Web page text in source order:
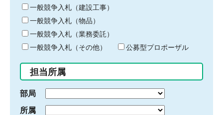
キ
ー
ワ
ー
ド
入
力
一般競争入札（建設工事）
一般競争入札（物品）
一般競争入札（業務委託）
一般競争入札（その他）
公募型プロポーザル
担当所属
部局
所属